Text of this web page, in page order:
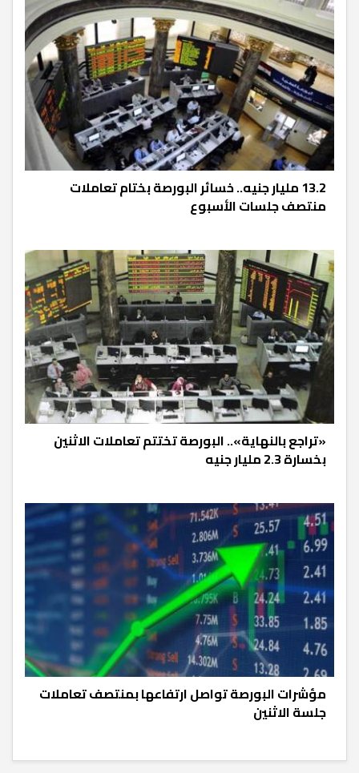
13.2 مليار جنيه.. خسائر البورصة بختام تعاملات
منتصف جلسات الأسبوع
«تراجع بالنهاية».. البورصة تختتم تعاملات الاثنين
بخسارة 2.3 مليار جنيه
مؤشرات البورصة تواصل ارتفاعها بمنتصف تعاملات
جلسة الاثنين